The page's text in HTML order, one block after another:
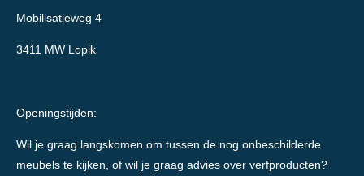
Mobilisatieweg 4
3411 MW Lopik
Openingstijden:
Wil je graag langskomen om tussen de nog onbeschilderde
meubels te kijken, of wil je graag advies over verfproducten?